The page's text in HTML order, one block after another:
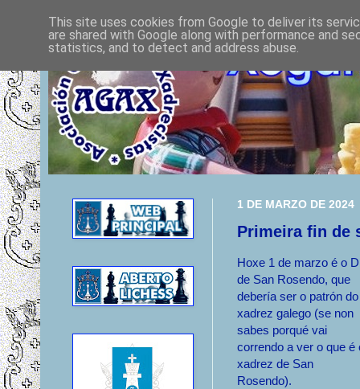
1 DE MARZO DE 2024
Primeira fin de
Hoxe 1 de marzo é o
de San Rosendo, que
debería ser o patrón do
xadrez galego (se non
sabes porqué vai
correndo a ver o que é
xadrez de San
Rosendo).
This site uses cookies from Google to deliver its
are shared with Google along with performance and
statistics, and to detect and address abuse.